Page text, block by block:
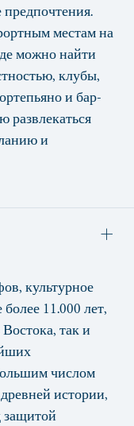
местам на
можно найти
клубы,
и бар-
развлекаться
и
культурное
11.000 лет,
так и
числом
истории,
защитой